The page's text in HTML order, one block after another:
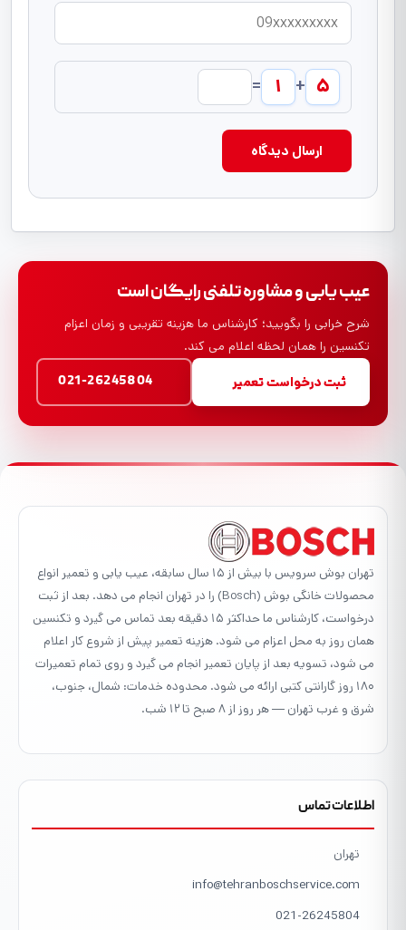
۵ + ۱ =
ارسال دیدگاه
عیب یابی و مشاوره تلفنی رایگان است
شرح خرابی را بگویید؛ کارشناس ما هزینه تقریبی و زمان اعزام
تکنسین را همان لحظه اعلام می کند.
ثبت درخواست تعمیر 021-26245804
تهران بوش سرویس با بیش از ۱۵ سال سابقه، عیب یابی و تعمیر انواع
محصولات خانگی بوش (Bosch) را در تهران انجام می دهد. بعد از ثبت
درخواست، کارشناس ما حداکثر ۱۵ دقیقه بعد تماس می گیرد و تکنسین
همان روز به محل اعزام می شود. هزینه تعمیر پیش از شروع کار اعلام
می شود، تسویه بعد از پایان تعمیر انجام می گیرد و روی تمام تعمیرات
۱۸۰ روز گارانتی کتبی ارائه می شود. محدوده خدمات: شمال، جنوب،
شرق و غرب تهران — هر روز از ۸ صبح تا ۱۲ شب.
اطلاعات تماس
تهران
info@tehranboschservice.com
021-26245804